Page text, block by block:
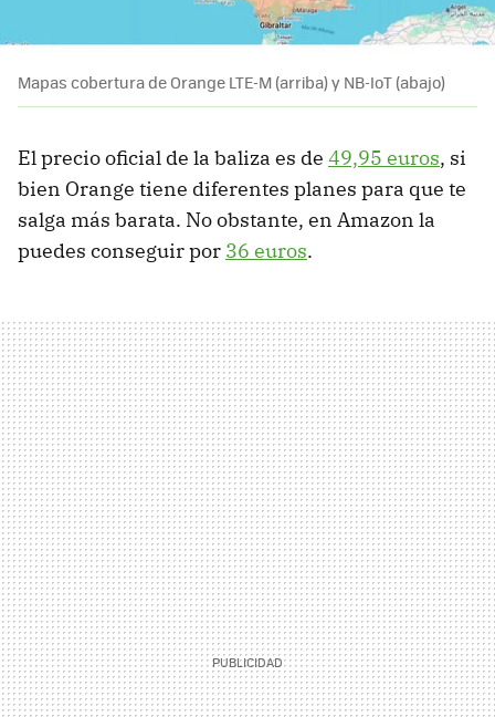
Mapas cobertura de Orange LTE-M (arriba) y NB-IoT (abajo)
El precio oficial de la baliza es de 49,95 euros, si
bien Orange tiene diferentes planes para que te
salga más barata. No obstante, en Amazon la
puedes conseguir por 36 euros.